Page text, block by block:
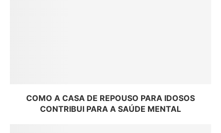
COMO A CASA DE REPOUSO PARA IDOSOS
CONTRIBUI PARA A SAÚDE MENTAL